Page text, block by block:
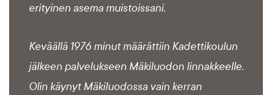
erityinen asema muistoissani.
Keväällä 1976 minut määrättiin Kadettikoulun
jälkeen palvelukseen Mäkiluodon linnakkeelle.
Olin käynyt Mäkiluodossa vain kerran